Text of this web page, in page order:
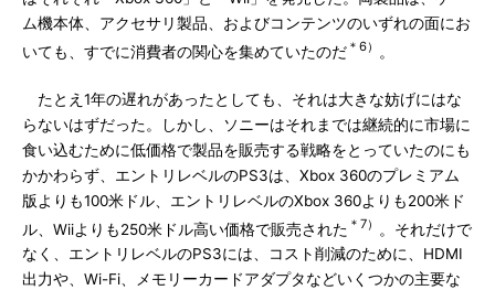
ム機本体、アクセサリ製品、およびコンテンツのいずれの面にお
いても、すでに消費者の関心を集めていたのだ ＊6） 。
たとえ1年の遅れがあったとしても、それは大きな妨げにはな
らないはずだった。しかし、ソニーはそれまでは継続的に市場に
食い込むために低価格で製品を販売する戦略をとっていたのにも
かかわらず、エントリレベルのPS3は、Xbox 360のプレミアム
版よりも100米ドル、エントリレベルのXbox 360よりも200米ド
ル、Wiiよりも250米ドル高い価格で販売された ＊7）
。それだけで
なく、エントリレベルのPS3には、コスト削減のために、HDMI
出力や、Wi-Fi、メモリーカードアダプタなどいくつかの主要な